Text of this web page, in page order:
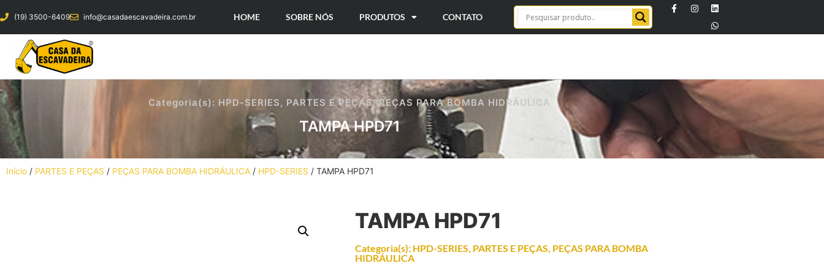
(19) 3500-6409 info@casadaescavadeira.com.br HOME SOBRE NÓS PRODUTOS CONTATO
Categoria(s): HPD-SERIES, PARTES E PEÇAS,PEÇAS PARA BOMBA HIDRÁULICA
TAMPA HPD71
Início / PARTES E PEÇAS / PEÇAS PARA BOMBA HIDRÁULICA / HPD-SERIES / TAMPA HPD71
TAMPA HPD71
Categoria(s): HPD-SERIES, PARTES E PEÇAS, PEÇAS PARA BOMBA
HIDRÁULICA